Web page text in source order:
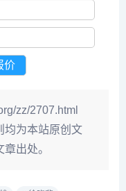
zz/2707.html
均为本站原创文
出处。